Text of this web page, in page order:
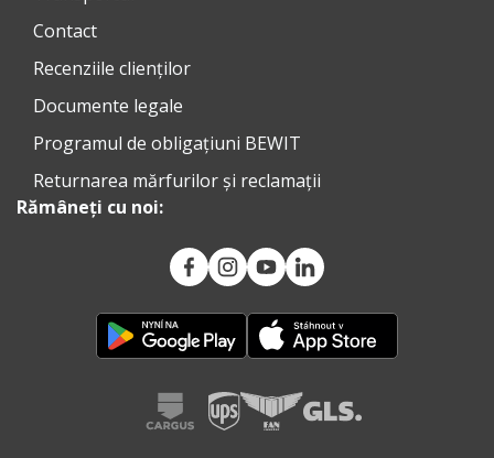
Contact
Recenziile clienților
Documente legale
Programul de obligațiuni BEWIT
Returnarea mărfurilor și reclamații
Rămâneți cu noi: